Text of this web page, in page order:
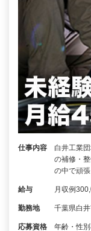
仕事内容
白井工業
の補修・
の中で頑
給与 月収例
勤務地 千葉県白
応募資格 年齢・性